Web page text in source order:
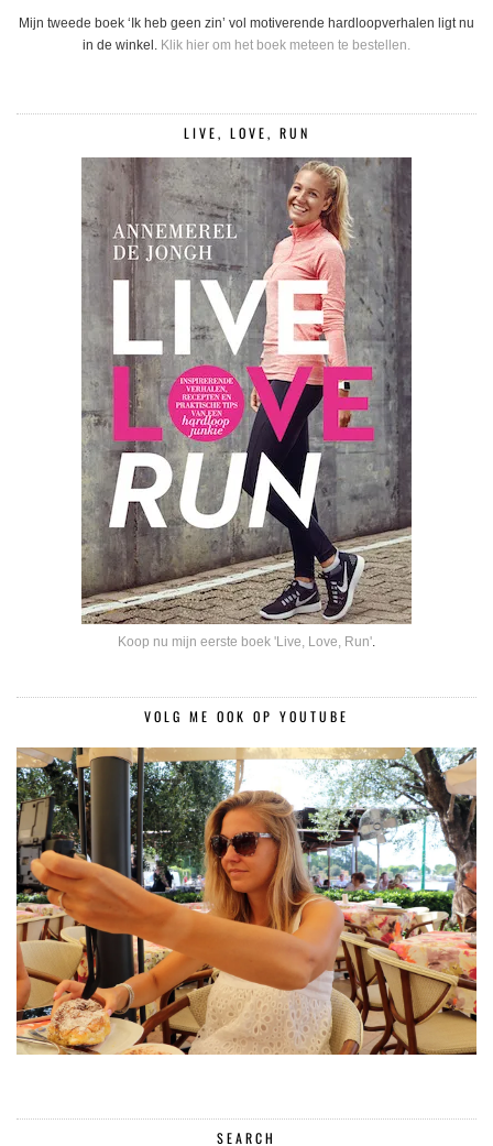
Mijn tweede boek ‘Ik heb geen zin’ vol motiverende hardloopverhalen ligt nu
in de winkel. Klik hier om het boek meteen te bestellen.
LIVE, LOVE, RUN
Koop nu mijn eerste boek 'Live, Love, Run'.
VOLG ME OOK OP YOUTUBE
SEARCH